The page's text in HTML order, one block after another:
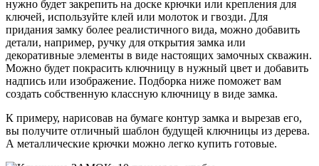
нужно будет закрепить на доске крючки или крепления для
ключей, используйте клей или молоток и гвозди. Для
придания замку более реалистичного вида, можно добавить
детали, например, ручку для открытия замка или
декоративные элементы в виде настоящих замочных скважин.
Можно будет покрасить ключницу в нужный цвет и добавить
надпись или изображение. Подборка ниже поможет вам
создать собственную классную ключницу в виде замка.
К примеру, нарисовав на бумаге контур замка и вырезав его,
вы получите отличный шаблон будущей ключницы из дерева.
А металлические крючки можно легко купить готовые.